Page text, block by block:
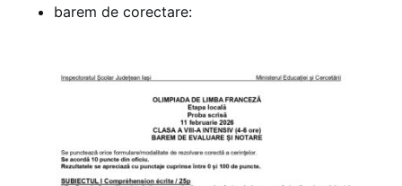
barem de corectare: